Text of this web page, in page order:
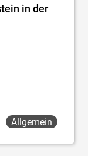
in der
Allgemein